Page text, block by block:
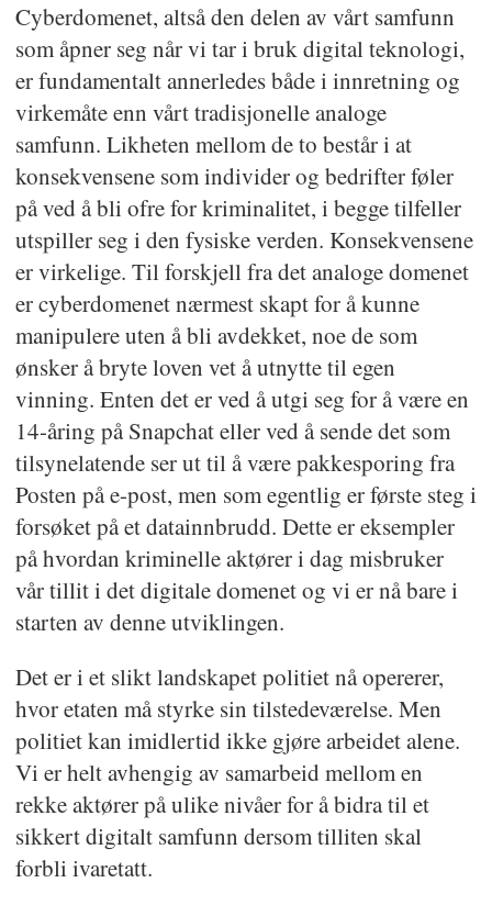
Cyberdomenet, altså den delen av vårt samfunn
som åpner seg når vi tar i bruk digital teknologi,
er fundamentalt annerledes både i innretning og
virkemåte enn vårt tradisjonelle analoge
samfunn. Likheten mellom de to består i at
konsekvensene som individer og bedrifter føler
på ved å bli ofre for kriminalitet, i begge tilfeller
utspiller seg i den fysiske verden. Konsekvensene
er virkelige. Til forskjell fra det analoge domenet
er cyberdomenet nærmest skapt for å kunne
manipulere uten å bli avdekket, noe de som
ønsker å bryte loven vet å utnytte til egen
vinning. Enten det er ved å utgi seg for å være en
14-åring på Snapchat eller ved å sende det som
tilsynelatende ser ut til å være pakkesporing fra
Posten på e-post, men som egentlig er første steg i
forsøket på et datainnbrudd. Dette er eksempler
på hvordan kriminelle aktører i dag misbruker
vår tillit i det digitale domenet og vi er nå bare i
starten av denne utviklingen.
Det er i et slikt landskapet politiet nå opererer,
hvor etaten må styrke sin tilstedeværelse. Men
politiet kan imidlertid ikke gjøre arbeidet alene.
Vi er helt avhengig av samarbeid mellom en
rekke aktører på ulike nivåer for å bidra til et
sikkert digitalt samfunn dersom tilliten skal
forbli ivaretatt.